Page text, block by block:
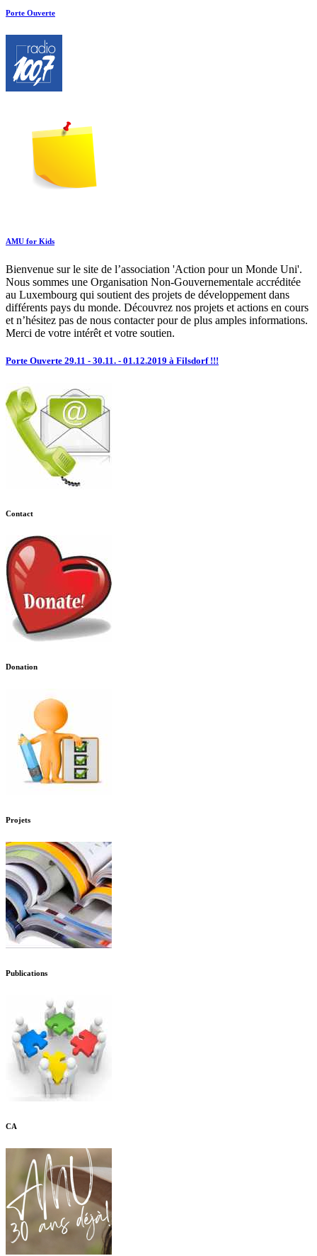
Porte Ouverte
AMU for Kids
Bienvenue sur le site de l’association 'Action pour un Monde Uni'.
Nous sommes une Organisation Non-Gouvernementale accréditée
au Luxembourg qui soutient des projets de développement dans
différents pays du monde. Découvrez nos projets et actions en cours
et n’hésitez pas de nous contacter pour de plus amples informations.
Merci de votre intérêt et votre soutien.
Porte Ouverte 29.11 - 30.11. - 01.12.2019 à Filsdorf !!!
Contact
Donation
Projets
Publications
CA